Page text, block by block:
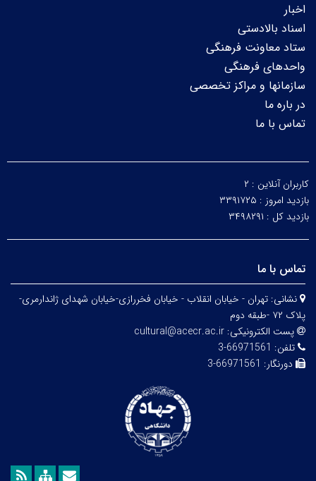
اخبار
اسناد بالادستی
ستاد معاونت فرهنگی
واحدهای فرهنگی
سازمانها و مراکز تخصصی
در باره ما
تماس با ما
کاربران آنلاین : ۲
بازدید امروز : ۳۳۹۱۷۲۵
بازدید کل : ۳۴۹۸۲۹۱
تماس با ما
نشانی: تهران - خیابان انقلاب - خیابان فخررازی-خیابان شهدای ژاندارمری-
پلاک ۷۲ -طبقه دوم
پست الکترونیکی: cultural@acecr.ac.ir
تلفن: 66971561-3
دورنگار: 66971561-3